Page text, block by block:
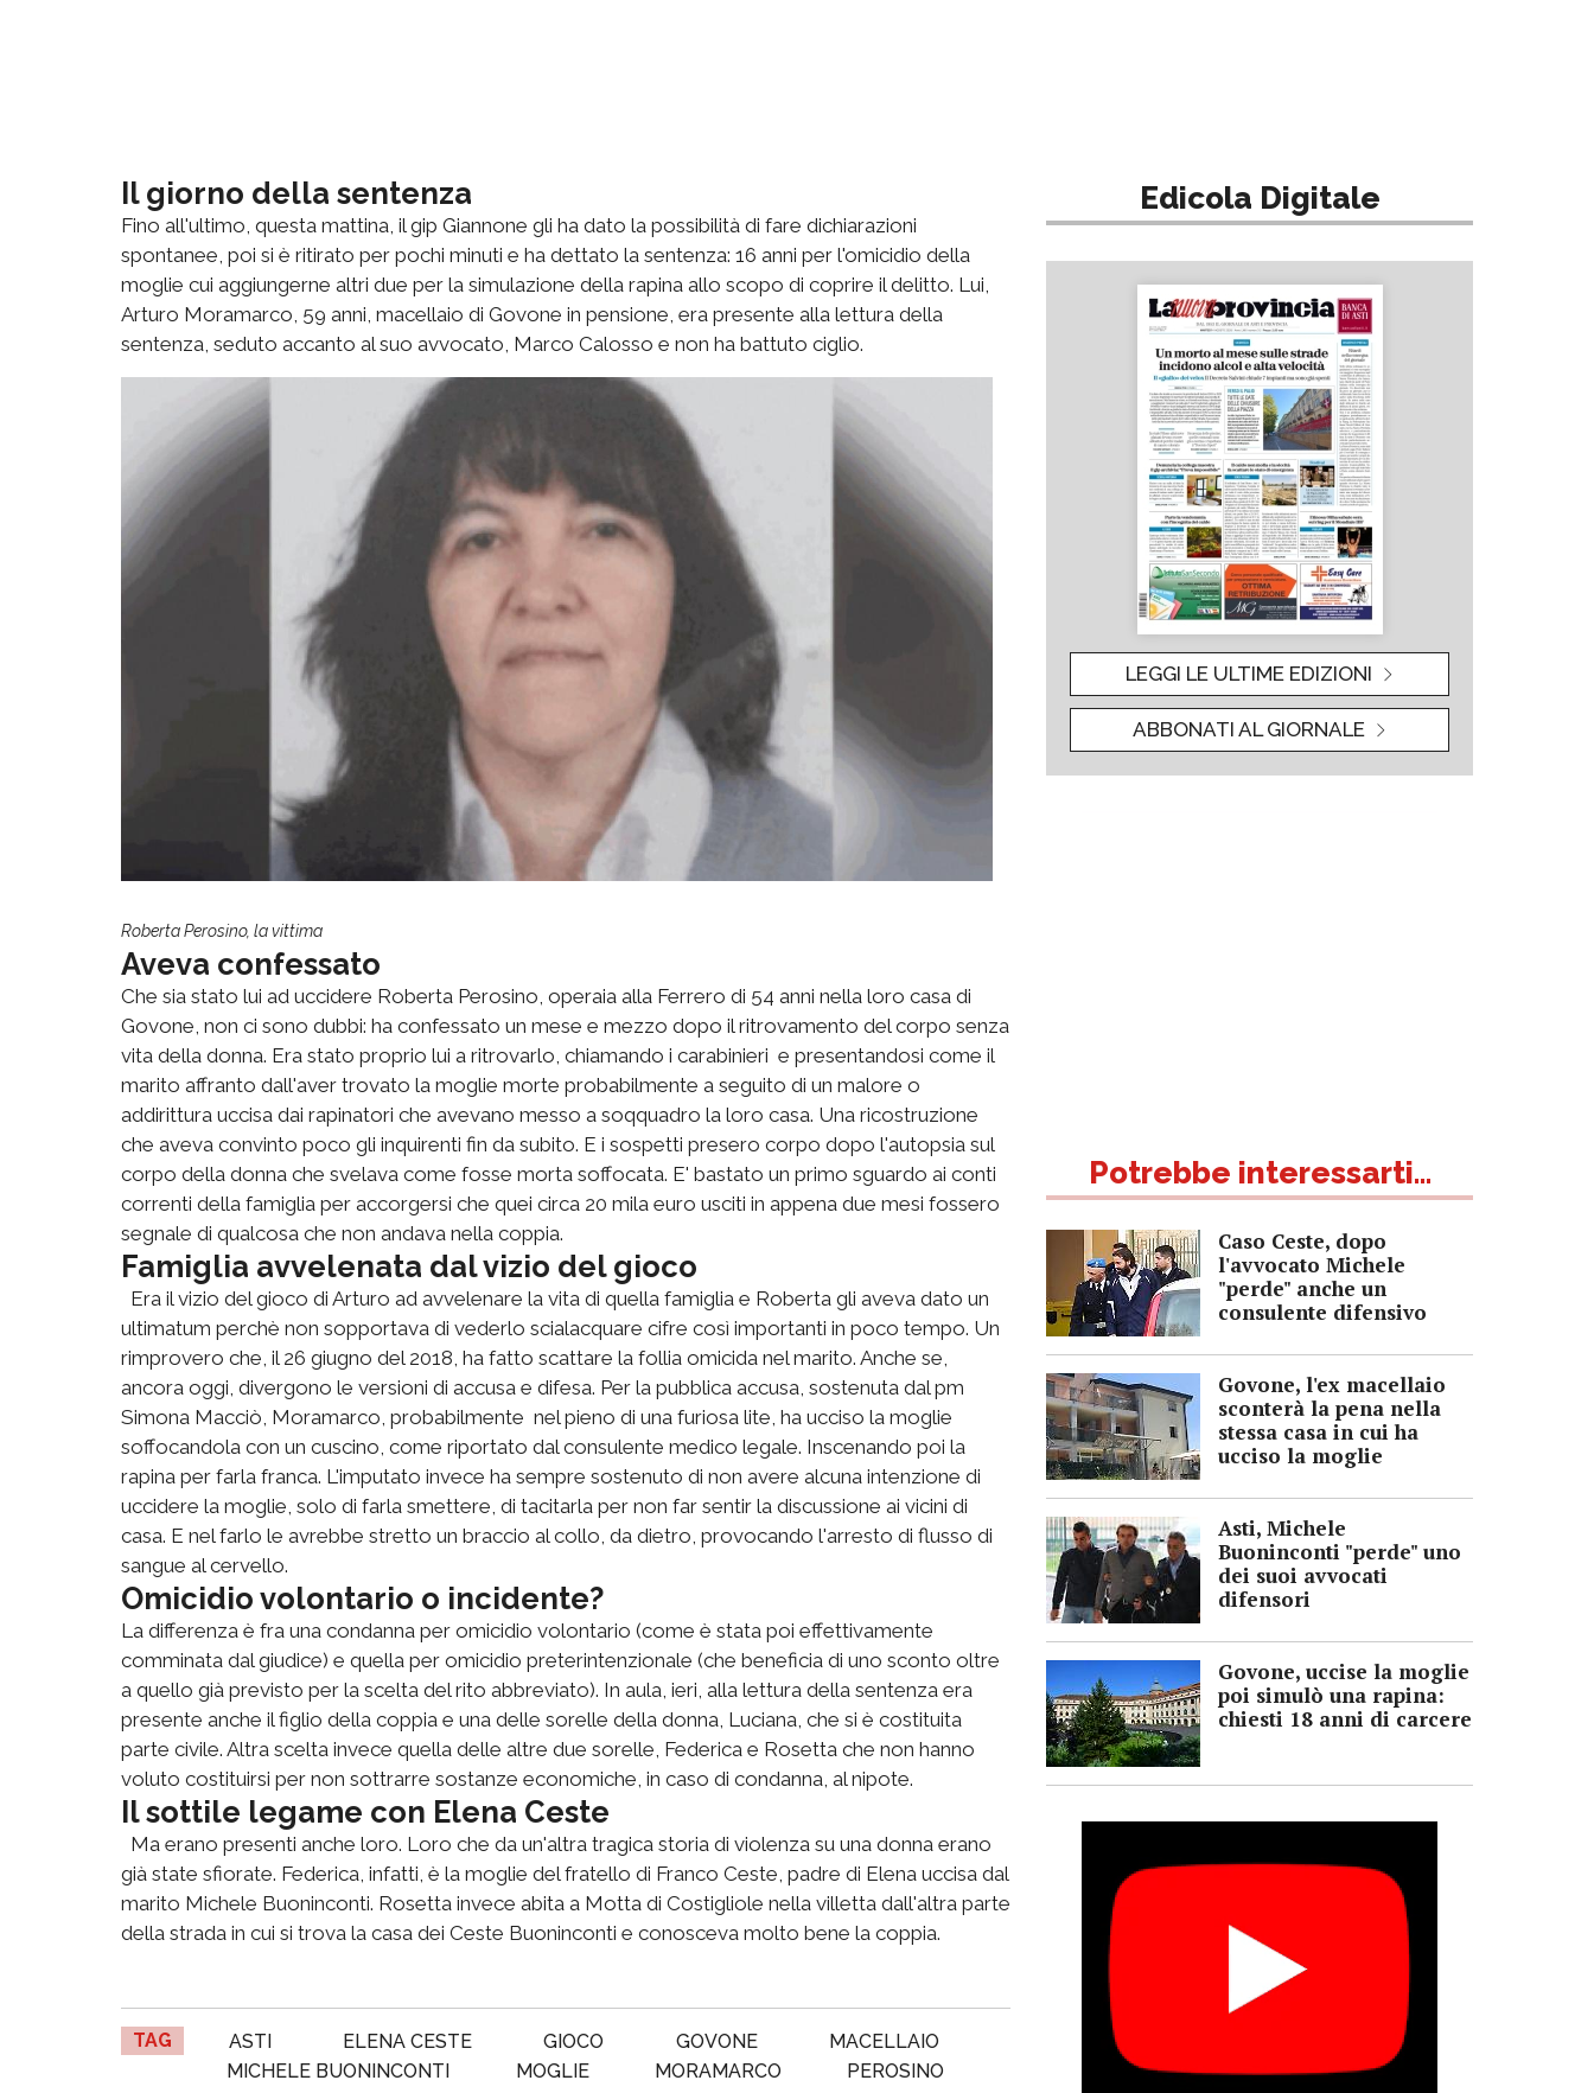
Il giorno della sentenza
Fino all'ultimo, questa mattina, il gip Giannone gli ha dato la possibilità di fare dichiarazioni
spontanee, poi si è ritirato per pochi minuti e ha dettato la sentenza: 16 anni per l'omicidio della
moglie cui aggiungerne altri due per la simulazione della rapina allo scopo di coprire il delitto. Lui,
Arturo Moramarco, 59 anni, macellaio di Govone in pensione, era presente alla lettura della
sentenza, seduto accanto al suo avvocato, Marco Calosso e non ha battuto ciglio.
Roberta Perosino, la vittima
Aveva confessato
Che sia stato lui ad uccidere Roberta Perosino, operaia alla Ferrero di 54 anni nella loro casa di
Govone, non ci sono dubbi: ha confessato un mese e mezzo dopo il ritrovamento del corpo senza
vita della donna. Era stato proprio lui a ritrovarlo, chiamando i carabinieri e presentandosi come il
marito affranto dall'aver trovato la moglie morte probabilmente a seguito di un malore o
addirittura uccisa dai rapinatori che avevano messo a soqquadro la loro casa. Una ricostruzione
che aveva convinto poco gli inquirenti fin da subito. E i sospetti presero corpo dopo l'autopsia sul
corpo della donna che svelava come fosse morta soffocata. E' bastato un primo sguardo ai conti
correnti della famiglia per accorgersi che quei circa 20 mila euro usciti in appena due mesi fossero
segnale di qualcosa che non andava nella coppia.
Famiglia avvelenata dal vizio del gioco
Era il vizio del gioco di Arturo ad avvelenare la vita di quella famiglia e Roberta gli aveva dato un
ultimatum perchè non sopportava di vederlo scialacquare cifre così importanti in poco tempo. Un
rimprovero che, il 26 giugno del 2018, ha fatto scattare la follia omicida nel marito. Anche se,
ancora oggi, divergono le versioni di accusa e difesa. Per la pubblica accusa, sostenuta dal pm
Simona Macciò, Moramarco, probabilmente nel pieno di una furiosa lite, ha ucciso la moglie
soffocandola con un cuscino, come riportato dal consulente medico legale. Inscenando poi la
rapina per farla franca. L'imputato invece ha sempre sostenuto di non avere alcuna intenzione di
uccidere la moglie, solo di farla smettere, di tacitarla per non far sentir la discussione ai vicini di
casa. E nel farlo le avrebbe stretto un braccio al collo, da dietro, provocando l'arresto di flusso di
sangue al cervello.
Omicidio volontario o incidente?
La differenza è fra una condanna per omicidio volontario (come è stata poi effettivamente
comminata dal giudice) e quella per omicidio preterintenzionale (che beneficia di uno sconto oltre
a quello già previsto per la scelta del rito abbreviato). In aula, ieri, alla lettura della sentenza era
presente anche il figlio della coppia e una delle sorelle della donna, Luciana, che si è costituita
parte civile. Altra scelta invece quella delle altre due sorelle, Federica e Rosetta che non hanno
voluto costituirsi per non sottrarre sostanze economiche, in caso di condanna, al nipote.
Il sottile legame con Elena Ceste
Ma erano presenti anche loro. Loro che da un'altra tragica storia di violenza su una donna erano
già state sfiorate. Federica, infatti, è la moglie del fratello di Franco Ceste, padre di Elena uccisa dal
marito Michele Buoninconti. Rosetta invece abita a Motta di Costigliole nella villetta dall'altra parte
della strada in cui si trova la casa dei Ceste Buoninconti e conosceva molto bene la coppia.
TAG ASTI ELENA CESTE GIOCO GOVONE
MACELLAIO
MICHELE BUONINCONTI
MOGLIE MORAMARCO
PEROSINO
Edicola Digitale
LEGGI LE ULTIME EDIZIONI
ABBONATI AL GIORNALE
Potrebbe interessarti...
Caso Ceste, dopo
l'avvocato Michele
"perde" anche un
consulente difensivo
Govone, l'ex macellaio
sconterà la pena nella
stessa casa in cui ha
ucciso la moglie
Asti, Michele
Buoninconti "perde" uno
dei suoi avvocati
difensori
Govone, uccise la moglie
poi simulò una rapina:
chiesti 18 anni di carcere